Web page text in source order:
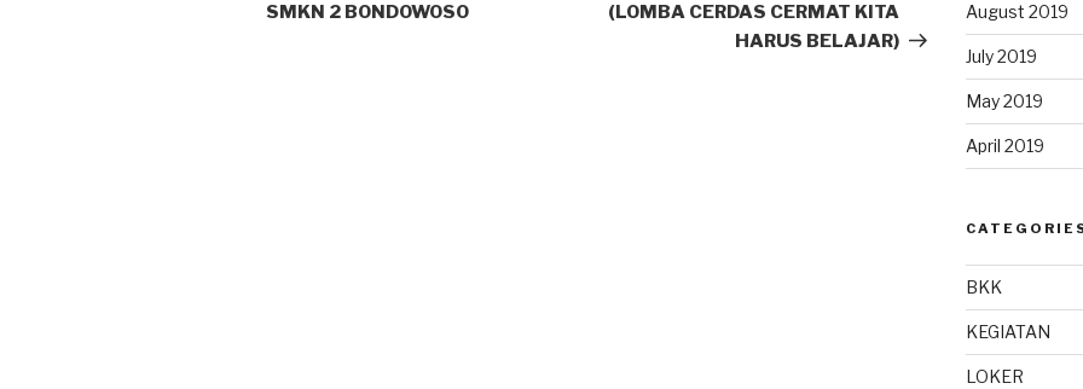
SMKN 2 BONDOWOSO
(LOMBA CERDAS CERMAT KITA
HARUS BELAJAR)
August 2019
July 2019
May 2019
April 2019
BKK
KEGIATAN
LOKER